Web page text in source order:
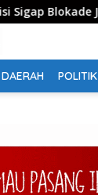
Jalan
DAERAH POLITIK